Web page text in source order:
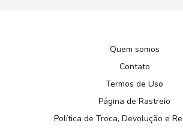
Quem somos
Contato
Termos de Uso
Página de Rastreio
Política de Troca, Devolução e